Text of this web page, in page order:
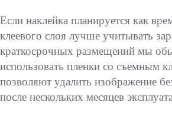
Если наклейка планируется как
клеевого слоя лучше учитывать
краткосрочных размещений мы
использовать пленки со съемным
позволяют удалить изображение
после нескольких месяцев